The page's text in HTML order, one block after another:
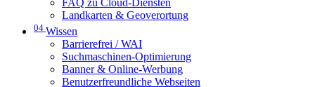
FAQ zu Cloud-Diensten
Landkarten & Geoverortung
04 Wissen
Barrierefrei / WAI
Suchmaschinen-Optimierung
Banner & Online-Werbung
Benutzerfreundliche Webseiten